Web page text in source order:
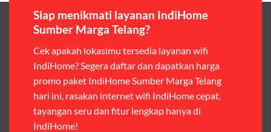
paket hemat hingga paket lengkap dengan fitur
premium,berikut ulasan singkatnya:
Paket Easy
Harga:Rp 120.000 – Rp 140.000
Fitur:Kuota internet (Orbit 25GB + Keluarga 10GB),
nelpon & SMS sesama member (50.000 menit & SMS).
Siap menikmati layanan IndiHome
Sumber Marga Telang?
Cek apakah lokasimu tersedia layanan wifi
IndiHome? Segera daftar dan dapatkan harga
promo paket IndiHome Sumber Marga Telang
hari ini, rasakan internet wifi IndiHome cepat,
tayangan seru dan fitur lengkap hanya di
IndiHome!